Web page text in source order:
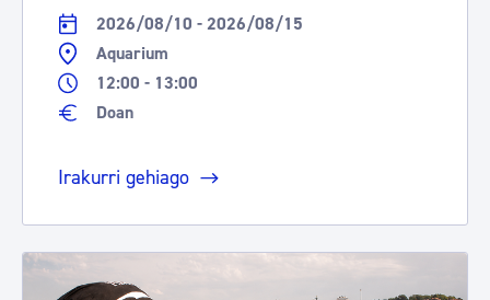
2026/08/10 - 2026/08/15
Aquarium
12:00 - 13:00
Doan
Irakurri gehiago